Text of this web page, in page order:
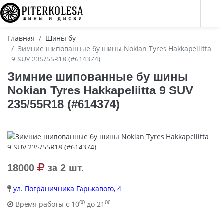
Главная
Шины бу
Зимние шипованные бу шины Nokian Tyres Hakkapeliitta
9 SUV 235/55R18 (#614374)
Зимние шипованные бу шины
Nokian Tyres Hakkapeliitta 9 SUV
235/55R18 (#614374)
18000 за 2 шт.
ул. Пограничника Гарькавого, 4
Время работы с 1000 до 21 00